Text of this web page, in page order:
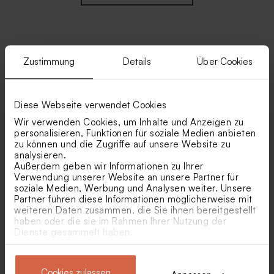
Zustimmung Details Über Cookies
Diese Webseite verwendet Cookies
Wir verwenden Cookies, um Inhalte und Anzeigen zu
personalisieren, Funktionen für soziale Medien anbieten
zu können und die Zugriffe auf unsere Website zu
analysieren.
Außerdem geben wir Informationen zu Ihrer
Verwendung unserer Website an unsere Partner für
soziale Medien, Werbung und Analysen weiter. Unsere
Partner führen diese Informationen möglicherweise mit
weiteren Daten zusammen, die Sie ihnen bereitgestellt
haben oder die sie im Rahmen Ihrer Nutzung der
Dienste gesammelt haben.
Beige pro 25 Stück
Vanillegeschmack als
1 kg (± 70 Stück)
Faltbox mit Foto und
Blumengirlande
Stilvolles Tütchen für
Aquarelldesign zartrosa